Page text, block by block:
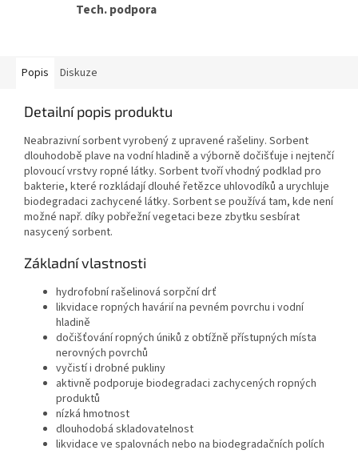
Tech. podpora
Popis Diskuze
Detailní popis produktu
Neabrazivní sorbent vyrobený z upravené rašeliny. Sorbent
dlouhodobě plave na vodní hladině a výborně dočišťuje i nejtenčí
plovoucí vrstvy ropné látky. Sorbent tvoří vhodný podklad pro
bakterie, které rozkládají dlouhé řetězce uhlovodíků a urychluje
biodegradaci zachycené látky. Sorbent se používá tam, kde není
možné např. díky pobřežní vegetaci beze zbytku sesbírat
nasycený sorbent.
Základní vlastnosti
hydrofobní rašelinová sorpční drť
likvidace ropných havárií na pevném povrchu i vodní
hladině
dočišťování ropných úniků z obtížně přístupných místa
nerovných povrchů
vyčistí i drobné pukliny
aktivně podporuje biodegradaci zachycených ropných
produktů
nízká hmotnost
dlouhodobá skladovatelnost
likvidace ve spalovnách nebo na biodegradačních polích